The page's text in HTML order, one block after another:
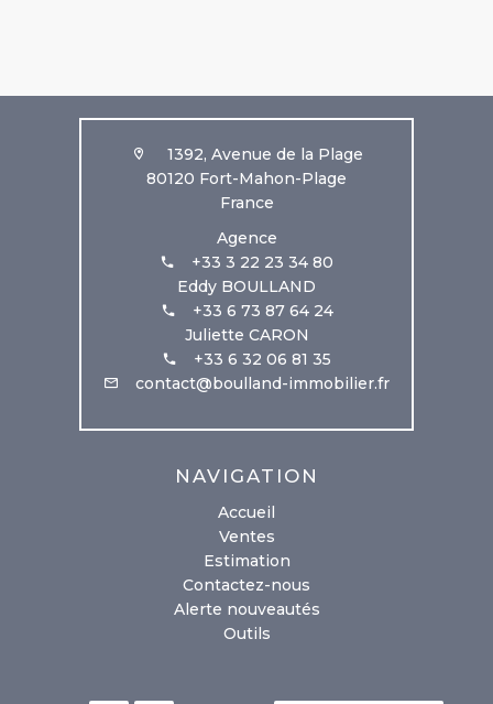
1392, Avenue de la Plage
80120 Fort-Mahon-Plage
France
Agence
+33 3 22 23 34 80
Eddy BOULLAND
+33 6 73 87 64 24
Juliette CARON
+33 6 32 06 81 35
contact@boulland-immobilier.fr
NAVIGATION
Accueil
Ventes
Estimation
Contactez-nous
Alerte nouveautés
Outils